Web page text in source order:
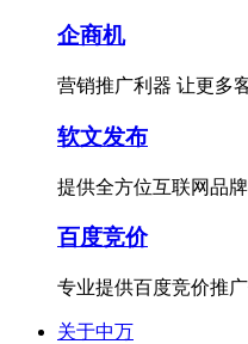
企商机
营销推广利器 让更多
软文发布
提供全方位互联网品
百度竞价
专业提供百度竞价推
关于中万